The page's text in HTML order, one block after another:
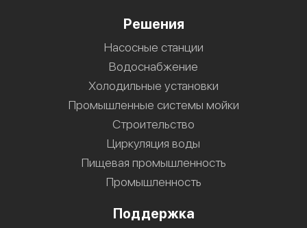
Решения
Насосные станции
Водоснабжение
Холодильные установки
Промышленные системы мойки
Строительство
Циркуляция воды
Пищевая промышленность
Промышленность
Поддержка